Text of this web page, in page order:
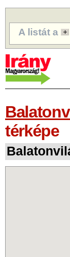
A listát a
térképe